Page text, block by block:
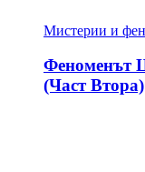
Мистерии и
Феноменът
(Част Втора)